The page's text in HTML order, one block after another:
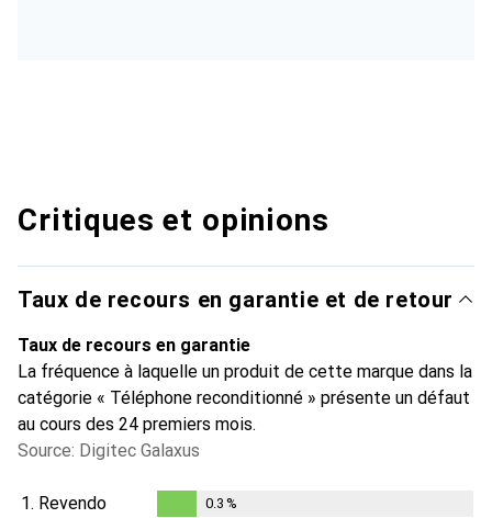
Critiques et opinions
Taux de recours en garantie et de retour
Taux de recours en garantie
La fréquence à laquelle un produit de cette marque dans la
catégorie « Téléphone reconditionné » présente un défaut
au cours des 24 premiers mois.
Source: Digitec Galaxus
1. Revendo 0.3 %